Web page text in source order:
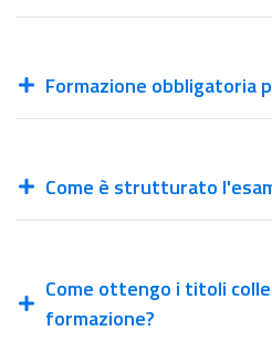
Formazione obbligatoria
Come è strutturato
Come ottengo i titoli
formazione?